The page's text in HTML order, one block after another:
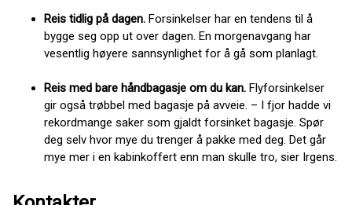
Reis tidlig på dagen. Forsinkelser har en tendens til å
bygge seg opp ut over dagen. En morgenavgang har
vesentlig høyere sannsynlighet for å gå som planlagt.
Reis med bare håndbagasje om du kan. Flyforsinkelser
gir også trøbbel med bagasje på avveie. – I fjor hadde vi
rekordmange saker som gjaldt forsinket bagasje. Spør
deg selv hvor mye du trenger å pakke med deg. Det går
mye mer i en kabinkoffert enn man skulle tro, sier Irgens.